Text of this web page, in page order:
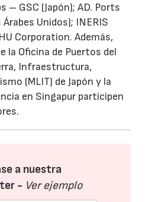
– GSC (Japón); AD. Ports
Unidos); INERIS
Corporation. Además,
la Oficina de Puertos del
Infraestructura,
(MLIT) de Japón y la
en Singapur participen
a nuestra
- Ver ejemplo